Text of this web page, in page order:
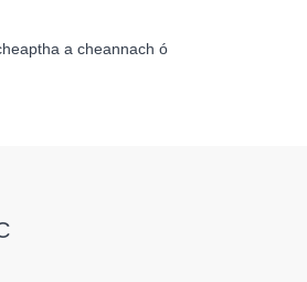
a cheannach ó